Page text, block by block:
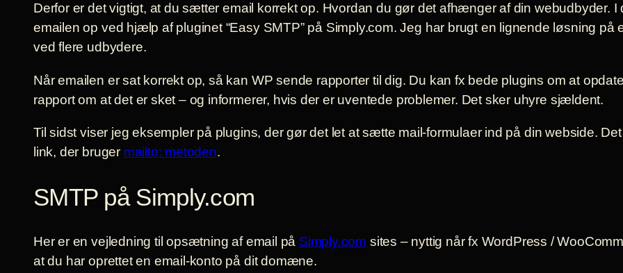
Derfor er det vigtigt, at du sætter email korrekt op. Hvordan du gør det afhænger af din webudbyder.
emailen op ved hjælp af pluginet “Easy SMTP” på Simply.com. Jeg har brugt en lignende løsning
ved flere udbydere.
Når emailen er sat korrekt op, så kan WP sende rapporter til dig. Du kan fx bede plugins om at
rapport om at det er sket – og informerer, hvis der er uventede problemer. Det sker uhyre sjældent.
Til sidst viser jeg eksempler på plugins, der gør det let at sætte mail-formulaer ind på din webside.
link, der bruger mailto: metoden.
SMTP på Simply.com
Her er en vejledning til opsætning af email på Simply.com sites – nyttig når fx WordPress /
at du har oprettet en email-konto på dit domæne.